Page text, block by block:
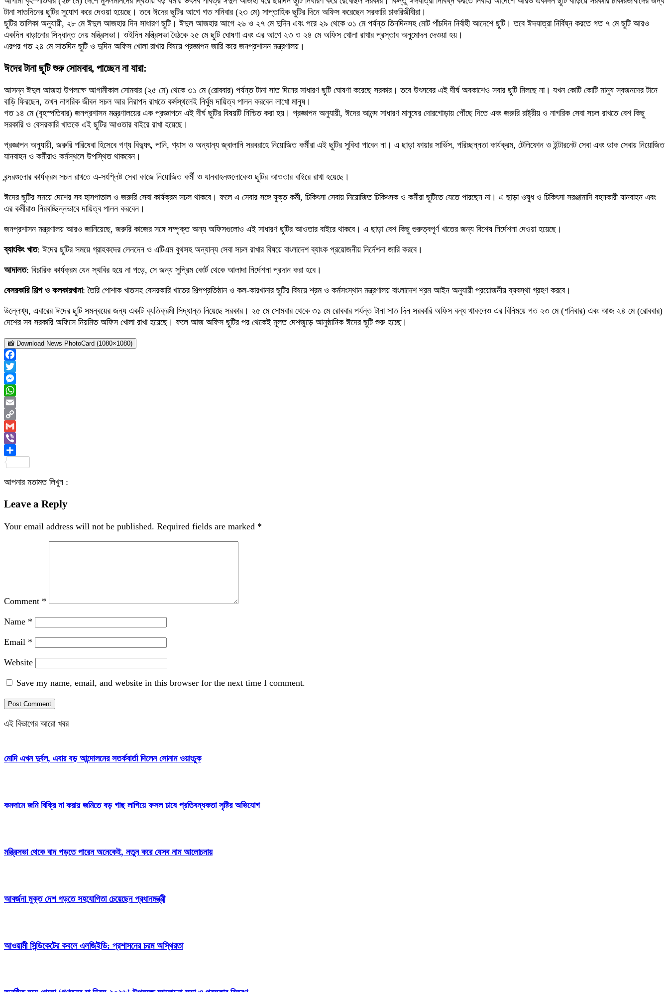
টানা সাতদিনের ছুটির সুযোগ করে দেওয়া হয়েছে। তবে ঈদের ছুটির আগে গত শনিবার (২৩ মে) সাপ্তাহিক ছুটির দিনে অফিস করেছেন সরকারি চাকরিজীবীরা।
ছুটির তালিকা অনুযায়ী, ২৮ মে ঈদুল আজহার দিন সাধারণ ছুটি। ঈদুল আজহার আগে ২৬ ও ২৭ মে দুদিন এবং পরে ২৯ থেকে ৩১ মে পর্যন্ত তিনদিনসহ মোট পাঁচদিন নির্বাহী আদেশে ছুটি। তবে ঈদযাত্রা নির্বিঘ্ন করতে গত ৭ মে ছুটি আরও
একদিন বাড়ানোর সিদ্ধান্ত নেয় মন্ত্রিসভা। ওইদিন মন্ত্রিসভা বৈঠকে ২৫ মে ছুটি ঘোষণা এবং এর আগে ২৩ ও ২৪ মে অফিস খোলা রাখার প্রস্তাব অনুমোদন দেওয়া হয়।
এরপর গত ২৪ মে সাতদিন ছুটি ও দুদিন অফিস খোলা রাখার বিষয়ে প্রজ্ঞাপন জারি করে জনপ্রশাসন মন্ত্রণালয়।
ঈদের টানা ছুটি শুরু সোমবার, পাচ্ছেন না যারা:
আসন্ন ঈদুল আজহা উপলক্ষে আগামীকাল সোমবার (২৫ মে) থেকে ৩১ মে (রোববার) পর্যন্ত টানা সাত দিনের সাধারণ ছুটি ঘোষণা করেছে সরকার। তবে উৎসবের এই দীর্ঘ অবকাশেও সবার ছুটি মিলছে না। যখন কোটি কোটি মানুষ স্বজনদের টানে
বাড়ি ফিরছেন, তখন নাগরিক জীবন সচল আর নিরাপদ রাখতে কর্মস্থলেই নির্ঘুম দায়িত্ব পালন করবেন লাখো মানুষ।
গত ১৪ মে (বৃহস্পতিবার) জনপ্রশাসন মন্ত্রণালয়ের এক প্রজ্ঞাপনে এই দীর্ঘ ছুটির বিষয়টি নিশ্চিত করা হয়। প্রজ্ঞাপন অনুযায়ী, ঈদের আনন্দ সাধারণ মানুষের দোরগোড়ায় পৌঁছে দিতে এবং জরুরি রাষ্ট্রীয় ও নাগরিক সেবা সচল রাখতে বেশ কিছু
সরকারি ও বেসরকারি খাতকে এই ছুটির আওতার বাইরে রাখা হয়েছে।
প্রজ্ঞাপন অনুযায়ী, জরুরি পরিষেবা হিসেবে গণ্য বিদ্যুৎ, পানি, গ্যাস ও অন্যান্য জ্বালানি সরবরাহে নিয়োজিত কর্মীরা এই ছুটির সুবিধা পাবেন না। এ ছাড়া ফায়ার সার্ভিস, পরিচ্ছন্নতা কার্যক্রম, টেলিফোন ও ইন্টারনেট সেবা এবং ডাক সেবায় নিয়োজিত
যানবাহন ও কর্মীরাও কর্মস্থলে উপস্থিত থাকবেন।
বন্দরগুলোর কার্যক্রম সচল রাখতে এ-সংশ্লিষ্ট সেবা কাজে নিয়োজিত কর্মী ও যানবাহনগুলোকেও ছুটির আওতার বাইরে রাখা হয়েছে।
ঈদের ছুটির সময়ে দেশের সব হাসপাতাল ও জরুরি সেবা কার্যক্রম সচল থাকবে। ফলে এ সেবার সঙ্গে যুক্ত কর্মী, চিকিৎসা সেবায় নিয়োজিত চিকিৎসক ও কর্মীরা ছুটিতে যেতে পারছেন না। এ ছাড়া ওষুধ ও চিকিৎসা সরঞ্জামাদি বহনকারী যানবাহন এবং
এর কর্মীরাও নিরবচ্ছিন্নভাবে দায়িত্ব পালন করবেন।
জনপ্রশাসন মন্ত্রণালয় আরও জানিয়েছে, জরুরি কাজের সঙ্গে সম্পৃক্ত অন্য অফিসগুলোও এই সাধারণ ছুটির আওতার বাইরে থাকবে। এ ছাড়া বেশ কিছু গুরুত্বপূর্ণ খাতের জন্য বিশেষ নির্দেশনা দেওয়া হয়েছে।
ব্যাংকিং খাত: ঈদের ছুটির সময়ে গ্রাহকদের লেনদেন ও এটিএম বুথসহ অন্যান্য সেবা সচল রাখার বিষয়ে বাংলাদেশ ব্যাংক প্রয়োজনীয় নির্দেশনা জারি করবে।
আদালত: বিচারিক কার্যক্রম যেন স্থবির হয়ে না পড়ে, সে জন্য সুপ্রিম কোর্ট থেকে আলাদা নির্দেশনা প্রদান করা হবে।
বেসরকারি শিল্প ও কলকারখানা: তৈরি পোশাক খাতসহ বেসরকারি খাতের শিল্পপ্রতিষ্ঠান ও কল-কারখানার ছুটির বিষয়ে শ্রম ও কর্মসংস্থান মন্ত্রণালয় বাংলাদেশ শ্রম আইন অনুযায়ী প্রয়োজনীয় ব্যবস্থা গ্রহণ করবে।
উল্লেখ্য, এবারের ঈদের ছুটি সমন্বয়ের জন্য একটি ব্যতিক্রমী সিদ্ধান্ত নিয়েছে সরকার। ২৫ মে সোমবার থেকে ৩১ মে রোববার পর্যন্ত টানা সাত দিন সরকারি অফিস বন্ধ থাকলেও এর বিনিময়ে গত ২৩ মে (শনিবার) এবং আজ ২৪ মে (রোববার)
দেশের সব সরকারি অফিসে নিয়মিত অফিস খোলা রাখা হয়েছে। ফলে আজ অফিস ছুটির পর থেকেই মূলত দেশজুড়ে আনুষ্ঠানিক ঈদের ছুটি শুরু হচ্ছে।
📸 Download News PhotoCard (1080×1080)
Facebook
Twitter
Messenger
WhatsApp
Email
Copy
Link
Gmail
Viber
আপনার মতামত লিখুন :
Leave a Reply
Your email address will not be published. Required fields are marked *
Comment *
Name *
Email *
Website
Save my name, email, and website in this browser for the next time I comment.
এই বিভাগের আরো খবর
মোদি এখন দুর্বল, এবার বড় আন্দোলনের সতর্কবার্তা দিলেন সোনাম ওয়াংচুক
কমদামে জমি বিক্রি না করায় জমিতে বড় গাছ লাগিয়ে ফসল চাষে প্রতিবন্ধকতা সৃষ্টির অভিযোগ
মন্ত্রিসভা থেকে বাদ পড়তে পারেন অনেকেই, নতুন করে যেসব নাম আলোচনায়
আবর্জনা মুক্ত দেশ গড়তে সহযোগিতা চেয়েছেন প্রধানমন্ত্রী
‎আওয়ামী সিন্ডিকেটের কবলে এলজিইডি: প্রশাসনের চরম অস্থিরতা